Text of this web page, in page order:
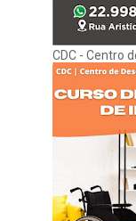
CDC - Centro